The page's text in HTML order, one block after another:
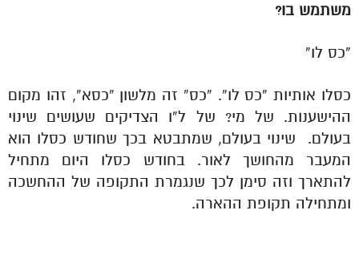
משתמש בו?
“כס לו”
כסלו אותיות “כס לו”. “כס” זה מלשון “כסא”, זהו מקום
ההישענות. של מי? של ל”ו הצדיקים שעושים שינוי
בעולם. שינוי בעולם, שמתבטא בכך שחודש כסלו הוא
המעבר מהחושך לאור. בחודש כסלו היום מתחיל
להתארך וזה סימן לכך שנגמרת התקופה של ההחשכה
ומתחילה תקופת ההארה.